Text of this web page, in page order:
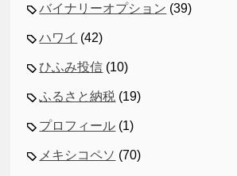
バイナリーオプション (39)
ハワイ (42)
ひふみ投信 (10)
ふるさと納税 (19)
プロフィール (1)
メキシコペソ (70)